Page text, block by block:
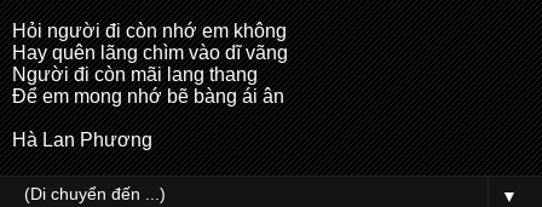
Hỏi người đi còn nhớ em không
Hay quên lãng chìm vào dĩ vãng
Người đi còn mãi lang thang
Để em mong nhớ bẽ bàng ái ân
Hà Lan Phương
▼